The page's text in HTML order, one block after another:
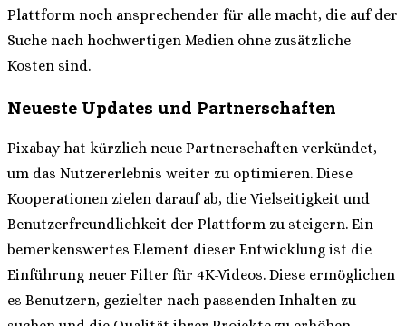
Plattform noch ansprechender für alle macht, die auf der
Suche nach hochwertigen Medien ohne zusätzliche
Kosten sind.
Neueste Updates und Partnerschaften
Pixabay hat kürzlich neue Partnerschaften verkündet,
um das Nutzererlebnis weiter zu optimieren. Diese
Kooperationen zielen darauf ab, die Vielseitigkeit und
Benutzerfreundlichkeit der Plattform zu steigern. Ein
bemerkenswertes Element dieser Entwicklung ist die
Einführung neuer Filter für 4K-Videos. Diese ermöglichen
es Benutzern, gezielter nach passenden Inhalten zu